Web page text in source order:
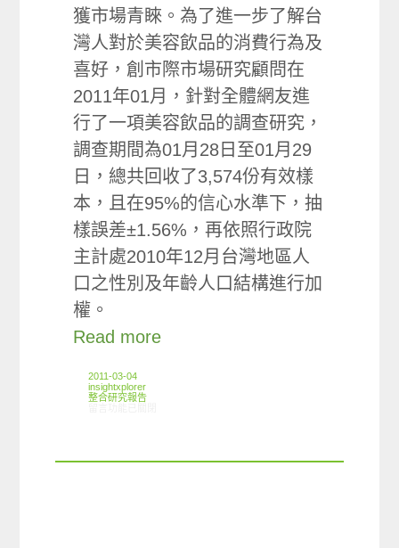
獲市場青睞。為了進一步了解台
灣人對於美容飲品的消費行為及
喜好，創市際市場研究顧問在
2011年01月，針對全體網友進
行了一項美容飲品的調查研究，
調查期間為01月28日至01月29
日，總共回收了3,574份有效樣
本，且在95%的信心水準下，抽
樣誤差±1.56%，再依照行政院
主計處2010年12月台灣地區人
口之性別及年齡人口結構進行加
權。
Read more
2011-03-04
insightxplorer
整合研究報告